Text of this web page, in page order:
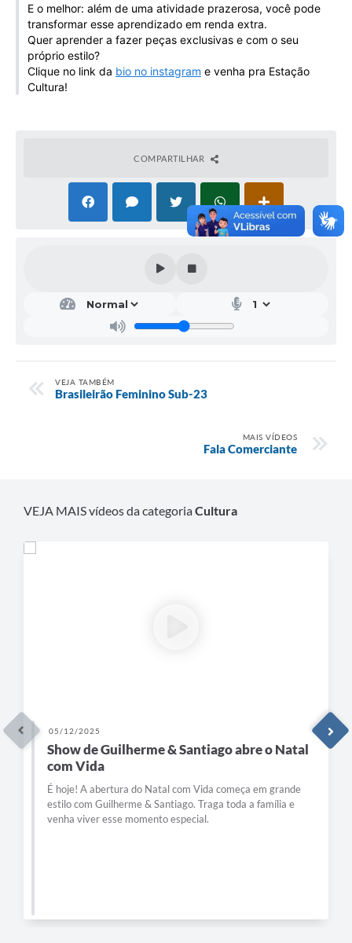
A Prefeitura
Enquete
Jornal
E o melhor: além de uma atividade prazerosa, você pode
transformar esse aprendizado em renda extra.
Quer aprender a fazer peças exclusivas e com o seu
próprio estilo?
Clique no link da bio no instagram e venha pra Estação
Cultura!
COMPARTILHAR
VEJA TAMBÉM
Brasileirão Feminino Sub-23
MAIS VÍDEOS
Fala Comerciante
VEJA MAIS vídeos da categoriaCultura
05/12/2025
Show de Guilherme & Santiago abre o Natal
com Vida
É hoje! A abertura do Natal com Vida começa em grande
estilo com Guilherme & Santiago. Traga toda a família e
venha viver esse momento especial.